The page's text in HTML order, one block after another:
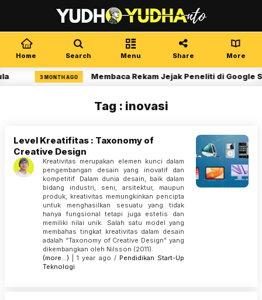
Home Search Menu Share More
3 MONTH AGO Membaca Rekam Jejak Peneliti di Google
Tag : inovasi
Level Kreatifitas : Taxonomy of
Creative Design
Kreativitas merupakan elemen kunci dalam
pengembangan desain yang inovatif dan
kompetitif. Dalam dunia desain, baik dalam
bidang industri, seni, arsitektur, maupun
produk, kreativitas memungkinkan pencipta
untuk menghasilkan sesuatu yang tidak
hanya fungsional tetapi juga estetis dan
memiliki nilai unik. Salah satu model yang
membahas tingkat kreativitas dalam desain
adalah “Taxonomy of Creative Design” yang
dikembangkan oleh Nilsson (2011).
(more…) | 1 year ago / Pendidikan Start-Up
Teknologi